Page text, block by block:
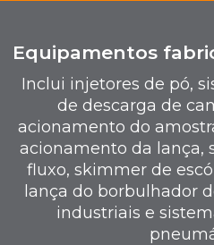
Equipamentos
Inclui injetores de pó,
de descarga de
acionamento do
acionamento da lança,
fluxo, skimmer de
lança do borbulhador
industriais e